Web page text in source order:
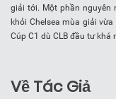
giải tới. Một phần nguyên
khỏi Chelsea mùa giải
Cúp C1 dù CLB đầu tư
Về Tác Giả